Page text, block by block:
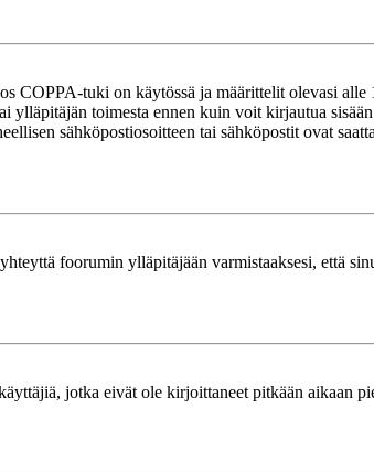
COPPA-tuki on käytössä ja määrittelit olevasi
ylläpitäjän toimesta ennen kuin voit kirjautua
sähköpostiosoitteen tai sähköpostit ovat
foorumin ylläpitäjään varmistaaksesi, että
jotka eivät ole kirjoittaneet pitkään aikaan